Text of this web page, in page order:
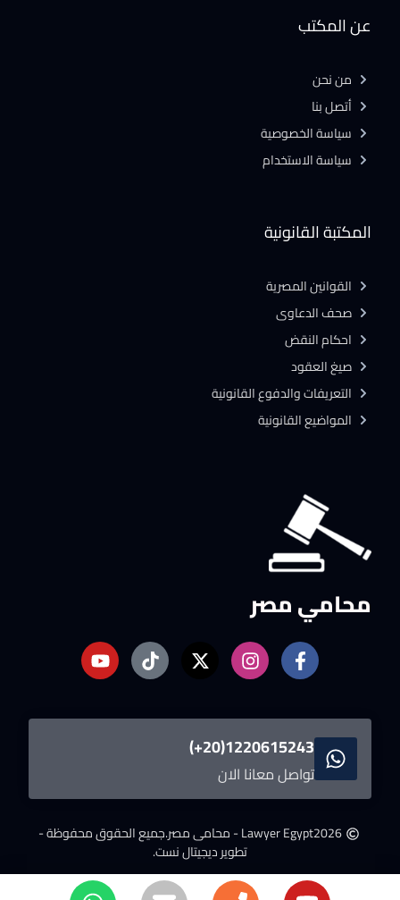
محامي مصر
1220615243(20+)
تواصل معانا الان
2026Lawyer Egypt - محامى مصر.
جميع الحقوق محفوظة -
تطوير ديجيتال نست.
المكتبة القانونية
القوانين المصرية
صحف الدعاوى
احكام النقض
صيغ العقود
التعريفات والدفوع القانونية
المواضيع القانونية
عن المكتب
من نحن
أتصل بنا
سياسة الخصوصية
سياسة الاستخدام